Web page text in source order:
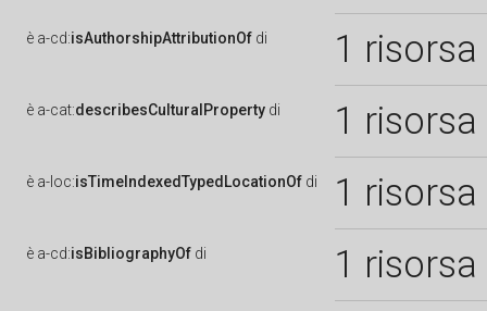
è a-cd:isAuthorshipAttributionOf di 1 risorsa
è a-cat:describesCulturalProperty di 1 risorsa
è a-loc:isTimeIndexedTypedLocationOf di 1 risorsa
è a-cd:isBibliographyOf di 1 risorsa